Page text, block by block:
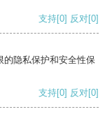
支持[0] 反对[0]
的隐私保护和安全性保
支持[0] 反对[0]